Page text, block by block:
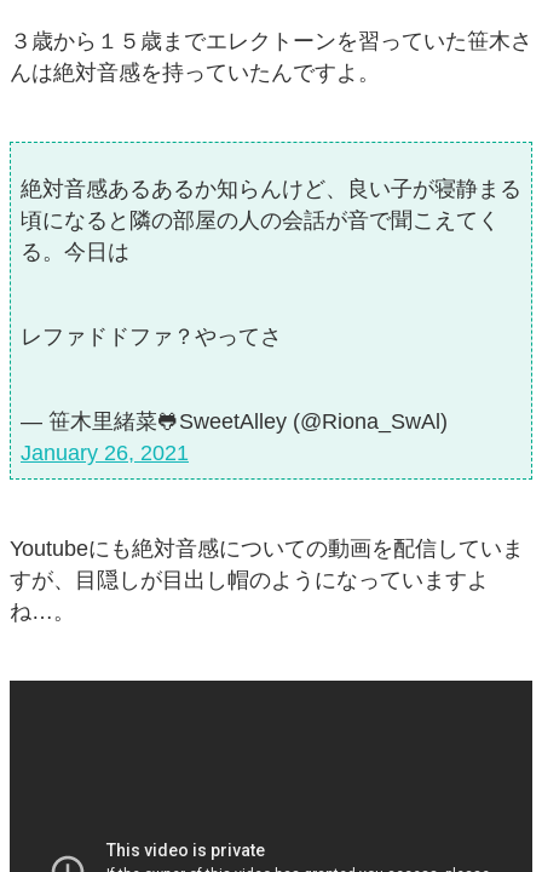
３歳から１５歳までエレクトーンを習っていた笹木さ
んは絶対音感を持っていたんですよ。
絶対音感あるあるか知らんけど、良い子が寝静まる
頃になると隣の部屋の人の会話が音で聞こえてく
る。今日は
レファドドファ？やってさ
— 笹木里緒菜🐸SweetAlley (@Riona_SwAl)
January 26, 2021
Youtubeにも絶対音感についての動画を配信していま
すが、目隠しが目出し帽のようになっていますよ
ね…。